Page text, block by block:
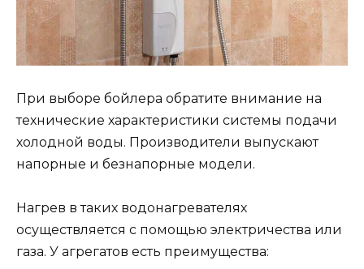
При выборе бойлера обратите внимание на
технические характеристики системы подачи
холодной воды. Производители выпускают
напорные и безнапорные модели.
Нагрев в таких водонагревателях
осуществляется с помощью электричества или
газа. У агрегатов есть преимущества: